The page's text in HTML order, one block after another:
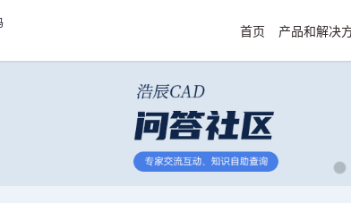
首页 产品和解决